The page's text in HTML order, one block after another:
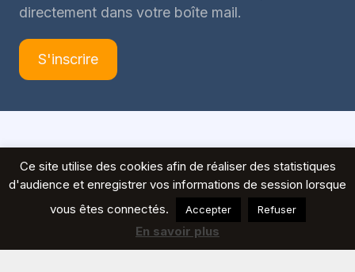
directement dans votre boîte mail.
S'inscrire
Ce site utilise des cookies afin de réaliser des statistiques
d'audience et enregistrer vos informations de session lorsque
vous êtes connectés.
Accepter Refuser
En savoir plus